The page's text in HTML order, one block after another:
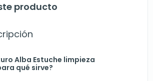
producto
Alba Estuche limpieza
qué sirve?